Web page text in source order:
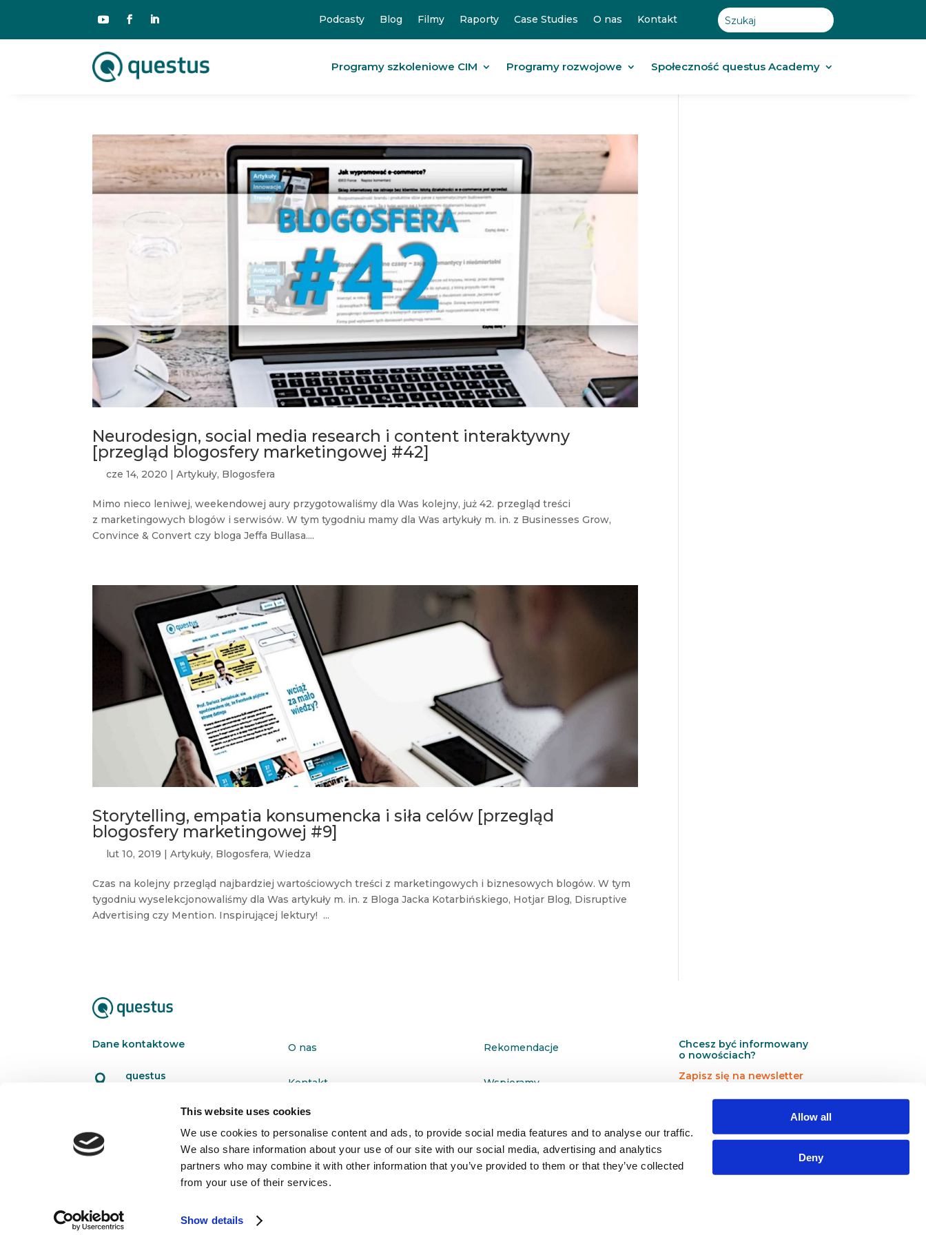
This website uses cookies
We use cookies to personalise content and ads, to provide social media features and to analyse our traffic.
We also share information about your use of our site with our social media, advertising and analytics
partners who may combine it with other information that you’ve provided to them or that they’ve collected
from your use of their services.
Show details
Allow all
Deny
Podcasty Blog Filmy Raporty Case Studies O nas Kontakt
Programy szkoleniowe CIM Programy rozwojowe Społeczność questus Academy
Neurodesign, social media research i content interaktywny
[przegląd blogosfery marketingowej #42]
cze 14, 2020 |Artykuły, Blogosfera
Mimo nieco leniwej, weekendowej aury przygotowaliśmy dla Was kolejny, już 42. przegląd treści
z marketingowych blogów i serwisów. W tym tygodniu mamy dla Was artykuły m. in. z Businesses Grow,
Convince & Convert czy bloga Jeffa Bullasa....
Storytelling, empatia konsumencka i siła celów [przegląd
blogosfery marketingowej #9]
lut 10, 2019 |Artykuły, Blogosfera,Wiedza
Czas na kolejny przegląd najbardziej wartościowych treści z marketingowych i biznesowych blogów. W tym
tygodniu wyselekcjonowaliśmy dla Was artykuły m. in. z Bloga Jacka Kotarbińskiego, Hotjar Blog, Disruptive
Advertising czy Mention. Inspirującej lektury! ...
Dane kontaktowe

questus
91-811 Łódź
 601 098 038

O nas
Kontakt
Polityka prywatności
Rekomendacje
Wspieramy
Chcesz być informowany
o nowościach?
Zapisz się na newsletter
w
l
e
w
l
e
Zapisz się →